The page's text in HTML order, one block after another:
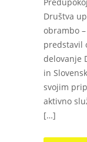
Društva
obrambo
predstavil
delovanje
in
svojim
aktivno
[…]